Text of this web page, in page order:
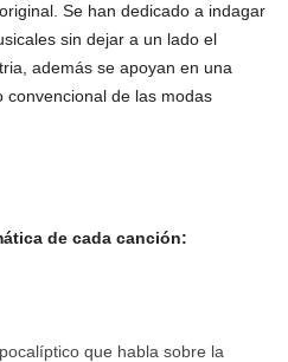
Se han dedicado a indagar
sin dejar a un lado el
además se apoyan en una
convencional de las modas
de cada canción:
que habla sobre la